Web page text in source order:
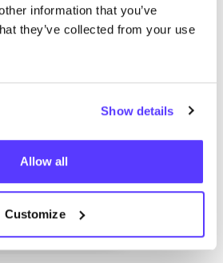
information that you’ve
they’ve collected from your use
Show details
Allow all
Customize
Visiter la boutique en ligne
List Map